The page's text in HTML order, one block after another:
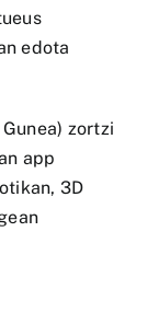
edota
zortzi
app
3D